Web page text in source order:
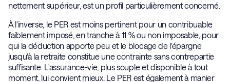
nettement supérieur, est un profil particulièrement concerné.
À l'inverse, le PER est moins pertinent pour un contribuable
faiblement imposé, en tranche à 11 % ou non imposable, pour
qui la déduction apporte peu et le blocage de l'épargne
jusqu'à la retraite constitue une contrainte sans contrepartie
suffisante. L'assurance-vie, plus souple et disponible à tout
moment, lui convient mieux. Le PER est également à manier